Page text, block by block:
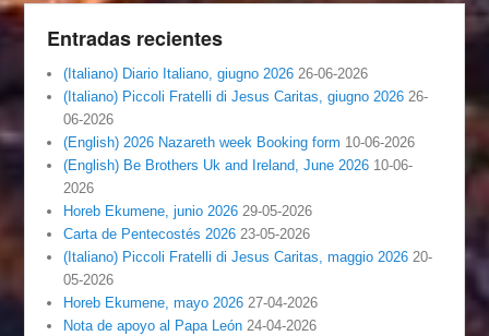
Entradas recientes
(Italiano) Diario Italiano, giugno 2026 26-06-2026
(Italiano) Piccoli Fratelli di Jesus Caritas, giugno 2026 26-
06-2026
(English) 2026 Nazareth week Booking form 10-06-2026
(English) Be Brothers Uk and Ireland, June 2026 10-06-
2026
Horeb Ekumene, junio 2026 29-05-2026
Carta de Pentecostés 2026 23-05-2026
(Italiano) Piccoli Fratelli di Jesus Caritas, maggio 2026 20-
05-2026
Horeb Ekumene, mayo 2026 27-04-2026
Nota de apoyo al Papa León 24-04-2026